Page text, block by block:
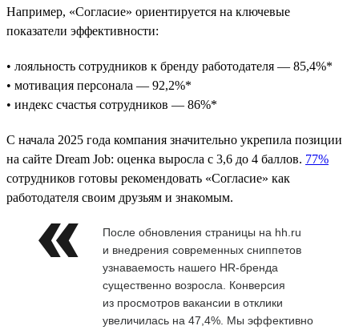
Например, «Согласие» ориентируется на ключевые
показатели эффективности:
• лояльность сотрудников к бренду работодателя — 85,4%*
• мотивация персонала — 92,2%*
• индекс счастья сотрудников — 86%*
С начала 2025 года компания значительно укрепила позиции
на сайте Dream Job: оценка выросла с 3,6 до 4 баллов. 77%
сотрудников готовы рекомендовать «Согласие» как
работодателя своим друзьям и знакомым.
После обновления страницы на hh.ru
и внедрения современных сниппетов
узнаваемость нашего HR-бренда
существенно возросла. Конверсия
из просмотров вакансии в отклики
увеличилась на 47,4%. Мы эффективно